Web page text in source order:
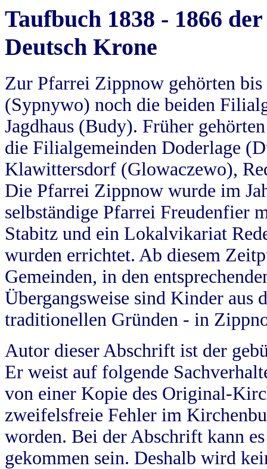
Taufbuch 1838 - 1866
Deutsch Krone
Zur Pfarrei Zippnow gehörten
(Sypnywo) noch die beiden
Jagdhaus (Budy). Früher
die Filialgemeinden Doderlage
Klawittersdorf (Glowaczewo),
Die Pfarrei Zippnow wurde im
selbständige Pfarrei Freudenfier
Stabitz und ein Lokalvikariat
wurden errichtet. Ab diesem
Gemeinden, in den
Übergangsweise sind Kinder aus
traditionellen Gründen - in
Autor dieser Abschrift ist der
Er weist auf folgende
von einer Kopie des Original-
zweifelsfreie Fehler im
worden. Bei der Abschrift kann
gekommen sein. Deshalb wird